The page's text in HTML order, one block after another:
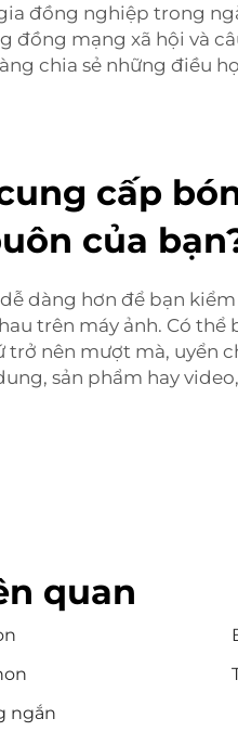
đồng nghiệp trong
đồng mạng xã hội và
chia sẻ những điều
cấp
của
dàng hơn để bạn
trên máy ảnh. Có
nên mượt mà, uyển
sản phẩm hay
quan
ngắn